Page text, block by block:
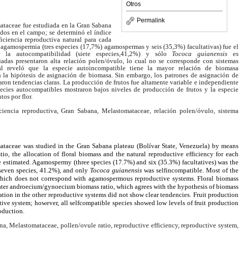
Otros
Permalink
fue estudiada enla Gran Sabana
en el campo; se determinó el índice
reproductiva natural para cada
(tres especies (17,7%) agamospermas y seis (35,3%) facultativas) fue el
la autocompatibilidad (siete especies,41,2%) y sólo Tococa guianensises
presentaron alta relación polen/óvulo, lo cual no se corresponde con sistemas
reveló que la especie autoincompatible tiene la mayor relación de biomasa
hipótesis de asignación de biomasa. Sin embargo, los patrones de asignación de
tendencias claras. La producción de frutos fue altamente variable e independiente
autocompatibles mostraron bajos niveles de producción de frutos y la especie
por flor.
reproductiva, Gran Sabana, Melastomataceae, relación polen/óvulo, sistema
was studied in the Gran Sabana plateau (Bolívar State,Venezuela) by means
the allocation of floral biomass and the natural reproductive efficiency for each
Agamospermy (three species (17.7%) and six (35.3%) facultatives) was the
species, 41.2%), and only Tococa guianensis was selfincompatible. Most of the
does not correspond with agamospermous reproductive systems. Floral biomass
androecium/gynoecium biomass ratio, which agrees with the hypothesis of biomass
in the other reproductive systems did not show clear tendencies. Fruit production
system; however, all selfcompatible species showed low levels of fruit production
Melastomataceae, pollen/ovule ratio, reproductive efficiency, reproductive system,